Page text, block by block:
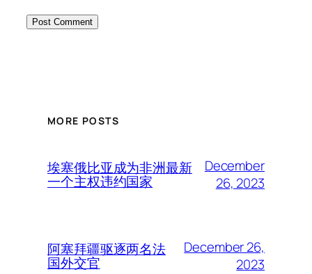
MORE POSTS
埃塞俄比亚成为非洲最新
一个主权违约国家
December
26, 2023
阿塞拜疆驱逐两名法
国外交官
December 26,
2023